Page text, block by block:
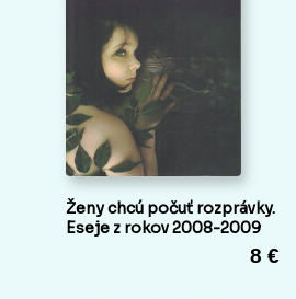
Ženy chcú počuť rozprávky.
Eseje z rokov 2008-2009
8 €